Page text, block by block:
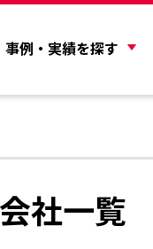
事例・実績を探す
社一覧